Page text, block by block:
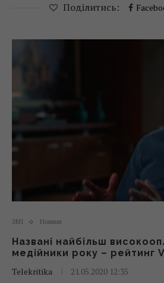
Поділитись:
ЗМІ Новини
Названі найбільш
медійники року – рейтинг
Telekritika
21.05.2020 12:35